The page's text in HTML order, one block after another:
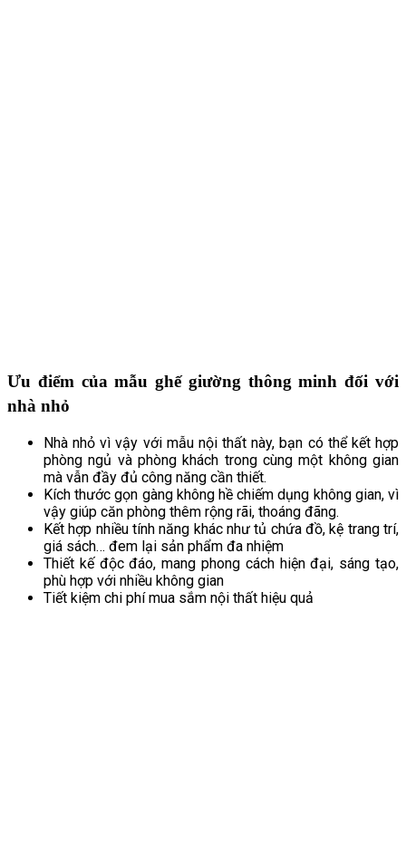
Ưu điểm của mẫu ghế giường thông minh đối với
nhà nhỏ
Nhà nhỏ vì vậy với mẫu nội thất này, bạn có thể kết hợp
phòng ngủ và phòng khách trong cùng một không gian
mà vẫn đầy đủ công năng cần thiết.
Kích thước gọn gàng không hề chiếm dụng không gian, vì
vậy giúp căn phòng thêm rộng rãi, thoáng đãng.
Kết hợp nhiều tính năng khác như tủ chứa đồ, kệ trang trí,
giá sách… đem lại sản phẩm đa nhiệm
Thiết kế độc đáo, mang phong cách hiện đại, sáng tạo,
phù hợp với nhiều không gian
Tiết kiệm chi phí mua sắm nội thất hiệu quả